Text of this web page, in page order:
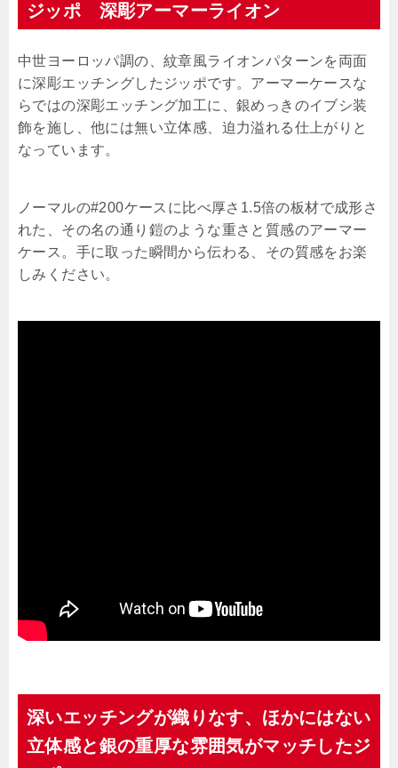
ジッポ 深彫アーマーライオン
中世ヨーロッパ調の、紋章風ライオンパターンを両面
に深彫エッチングしたジッポです。アーマーケースな
らではの深彫エッチング加工に、銀めっきのイブシ装
飾を施し、他には無い立体感、迫力溢れる仕上がりと
なっています。
ノーマルの#200ケースに比べ厚さ1.5倍の板材で成形さ
れた、その名の通り鎧のような重さと質感のアーマー
ケース。手に取った瞬間から伝わる、その質感をお楽
しみください。
深いエッチングが織りなす、ほかにはない
立体感と銀の重厚な雰囲気がマッチしたジ